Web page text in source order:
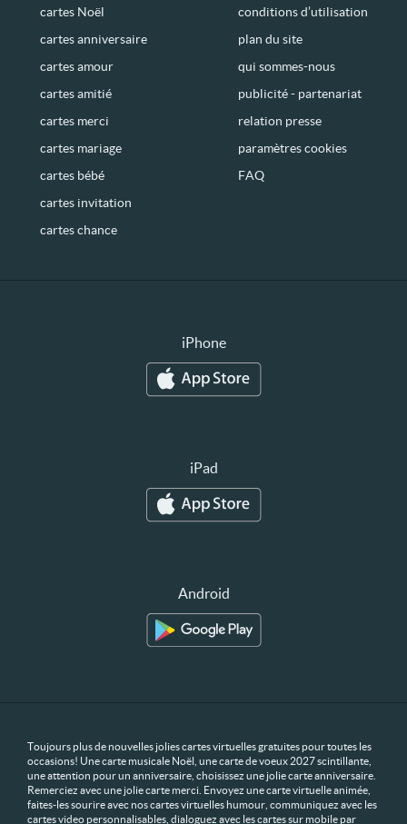
cartes Noël
cartes anniversaire
cartes amour
cartes amitié
cartes merci
cartes mariage
cartes bébé
cartes invitation
cartes chance
conditions d’utilisation
plan du site
qui sommes-nous
publicité - partenariat
relation presse
paramètres cookies
FAQ
iPhone
iPad
Android
Toujours plus de nouvelles jolies cartes virtuelles gratuites pour toutes les
occasions! Une carte musicale Noël, une carte de voeux 2027 scintillante,
une attention pour un anniversaire, choisissez une jolie carte anniversaire.
Remerciez avec une jolie carte merci. Envoyez une carte virtuelle animée,
faites-les sourire avec nos cartes virtuelles humour, communiquez avec les
cartes video personnalisables, dialoguez avec les cartes sur mobile par